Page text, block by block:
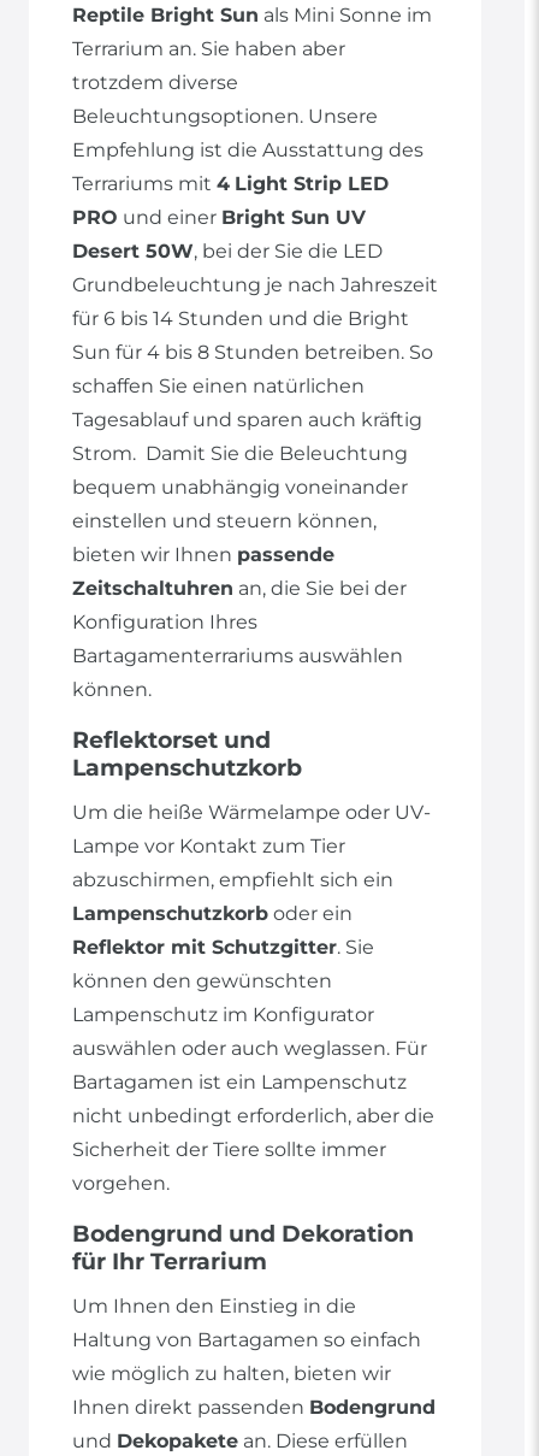
Reptile Bright Sun als Mini Sonne im
Terrarium an. Sie haben aber
trotzdem diverse
Beleuchtungsoptionen. Unsere
Empfehlung ist die Ausstattung des
Terrariums mit 4 Light Strip LED
PRO und einer Bright Sun UV
Desert 50W, bei der Sie die LED
Grundbeleuchtung je nach Jahreszeit
für 6 bis 14 Stunden und die Bright
Sun für 4 bis 8 Stunden betreiben. So
schaffen Sie einen natürlichen
Tagesablauf und sparen auch kräftig
Strom. Damit Sie die Beleuchtung
bequem unabhängig voneinander
einstellen und steuern können,
bieten wir Ihnen passende
Zeitschaltuhren an, die Sie bei der
Konfiguration Ihres
Bartagamenterrariums auswählen
können.
Reflektorset und
Lampenschutzkorb
Um die heiße Wärmelampe oder UV-
Lampe vor Kontakt zum Tier
abzuschirmen, empfiehlt sich ein
Lampenschutzkorb oder ein
Reflektor mit Schutzgitter. Sie
können den gewünschten
Lampenschutz im Konfigurator
auswählen oder auch weglassen. Für
Bartagamen ist ein Lampenschutz
nicht unbedingt erforderlich, aber die
Sicherheit der Tiere sollte immer
vorgehen.
Bodengrund und Dekoration
für Ihr Terrarium
Um Ihnen den Einstieg in die
Haltung von Bartagamen so einfach
wie möglich zu halten, bieten wir
Ihnen direkt passenden Bodengrund
und Dekopakete an. Diese erfüllen